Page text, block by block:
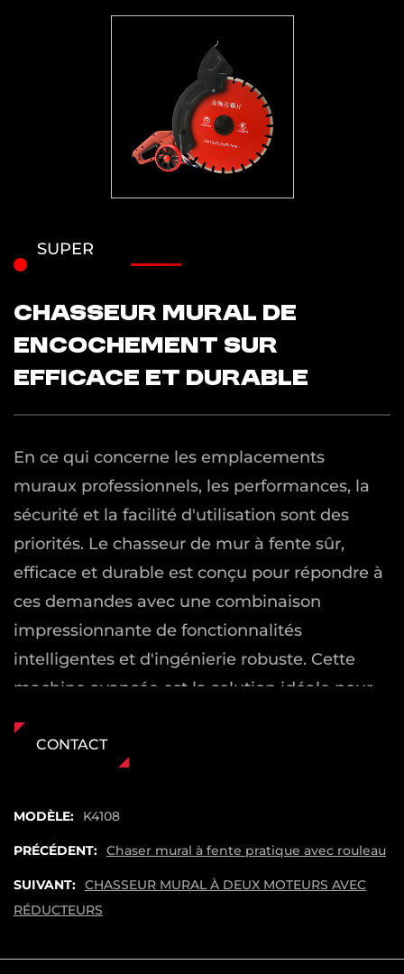
SUPER
CHASSEUR MURAL DE
ENCOCHEMENT SUR
EFFICACE ET DURABLE
En ce qui concerne les emplacements
muraux professionnels, les performances, la
sécurité et la facilité d'utilisation sont des
priorités. Le chasseur de mur à fente sûr,
efficace et durable est conçu pour répondre à
ces demandes avec une combinaison
impressionnante de fonctionnalités
intelligentes et d'ingénierie robuste. Cette
machine avancée est la solution idéale pour
recherche de fiabilité et de précision lors de la
support roulant
L'une des principales innovations du Slotting
Wall Chaser est son système de roues
CONTACT
MODÈLE: K4108
PRÉCÉDENT: Chaser mural à fente pratique avec rouleau
SUIVANT: CHASSEUR MURAL À DEUX MOTEURS AVEC
RÉDUCTEURS